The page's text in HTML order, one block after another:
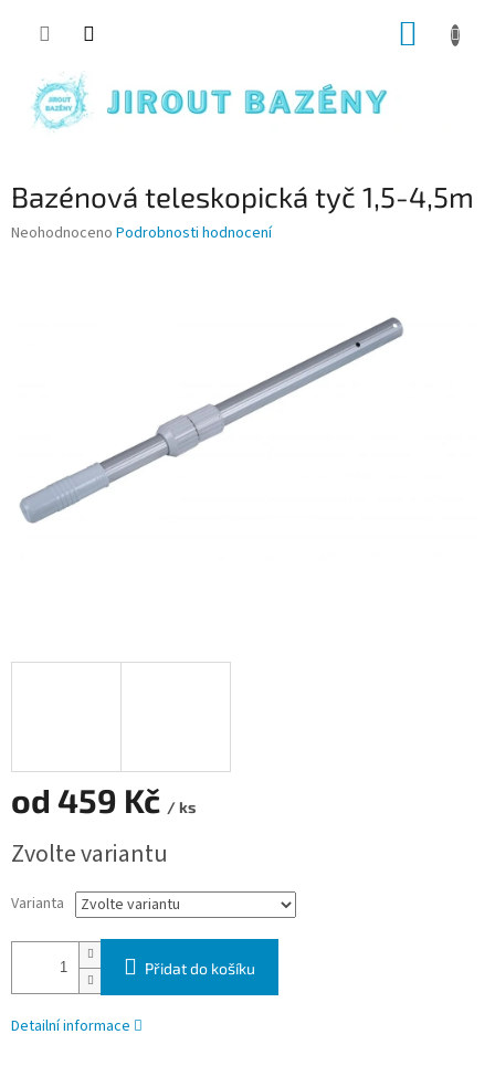
Bazénová teleskopická tyč 1,5-4,5m
Průměrné hodnocení produktu je 0,0 z 5 hvězdiček.
Neohodnoceno Podrobnosti hodnocení
od 459 Kč / ks
Zvolte variantu
Varianta
Přidat do košíku
Detailní informace